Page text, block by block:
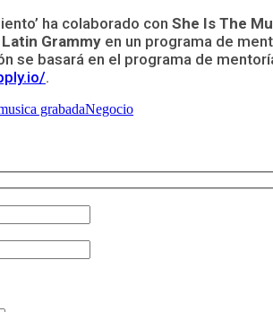
ha colaborado con She Is The
Grammy en un programa de
se basará en el programa de
.
grabadaNegocio